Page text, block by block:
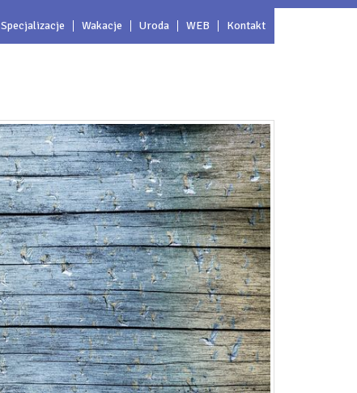
Specjalizacje Wakacje Uroda WEB Kontakt